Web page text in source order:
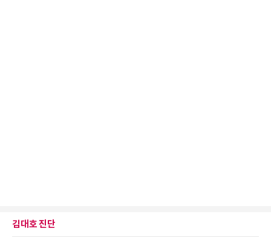
김대호 진단